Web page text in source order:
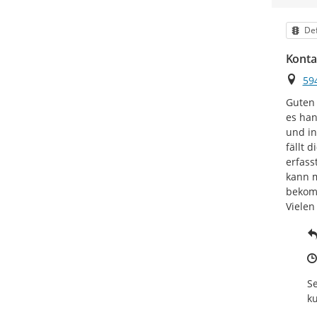
Ort
Guten
es
und
fällt
kann